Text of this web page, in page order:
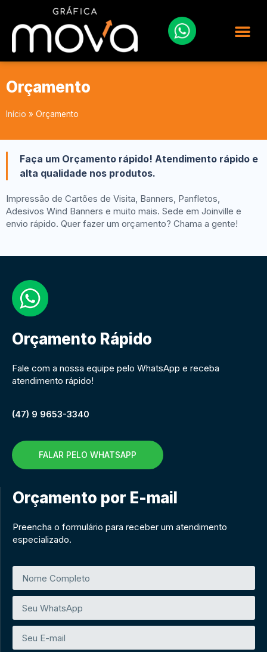
Orçamento
Início » Orçamento
Faça um Orçamento rápido! Atendimento rápido e
alta qualidade nos produtos.
Impressão de Cartões de Visita, Banners, Panfletos,
Adesivos Wind Banners e muito mais. Sede em Joinville e
envio rápido. Quer fazer um orçamento? Chama a gente!
Orçamento Rápido
Fale com a nossa equipe pelo WhatsApp e receba
atendimento rápido!
(47) 9 9653-3340
FALAR PELO WHATSAPP
Orçamento por E-mail
Preencha o formulário para receber um atendimento
especializado.